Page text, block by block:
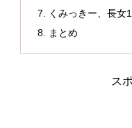
くみっきー、長女
まとめ
ス